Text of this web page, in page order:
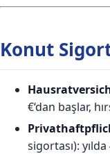
Konut
€‘dan başlar,
sigortası):